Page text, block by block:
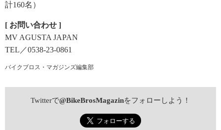
計160名）
[ お問い合わせ ]
MV AGUSTA JAPAN
TEL／0538-23-0861
バイクブロス・マガジンズ編集部
Twitterで@BikeBrosMagazinをフォローしよう！